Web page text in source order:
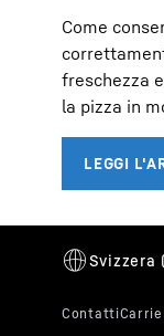
Come
freschezza
la pizza in